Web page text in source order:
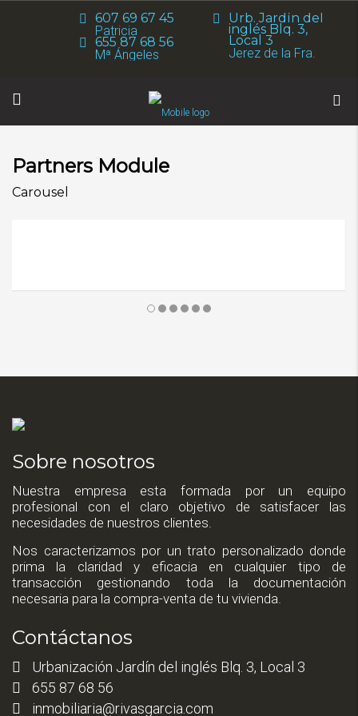
Urb. Jardín del
inglés Blq. 3,
Local 3
Jerez de la Fra.
607 69 67 45
Patricia
655 87 68 56
Mª Ángeles
Partners Module
Carousel
Sobre nosotros
Nuestra empresa esta formada por un equipo
profesional con el claro objetivo de satisfacer las
necesidades de nuestros clientes.
Nos caracterizamos por un trato personalizado donde
prima la claridad y eficacia en cualquier tipo de
transacción gestionando toda la documentación
necesaria para la compra-venta de tu vivienda.
Contáctanos
Urbanización Jardín del inglés Blq. 3, Local 3
655 87 68 56
inmobiliaria@rivasgarcia.com